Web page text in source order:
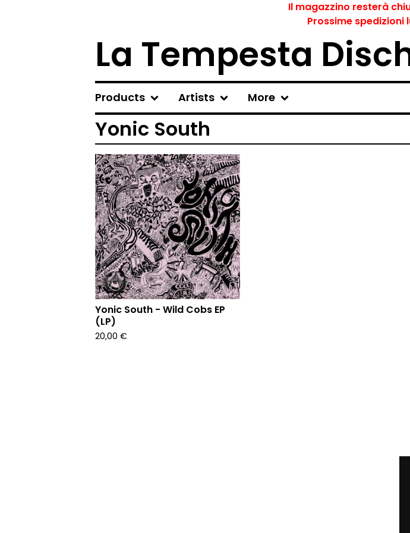
Il magazzino resterà
Prossime spedizioni
La Tempesta
Products Artists More
Yonic South
Yonic South - Wild Cobs EP
(LP)
20,00 €